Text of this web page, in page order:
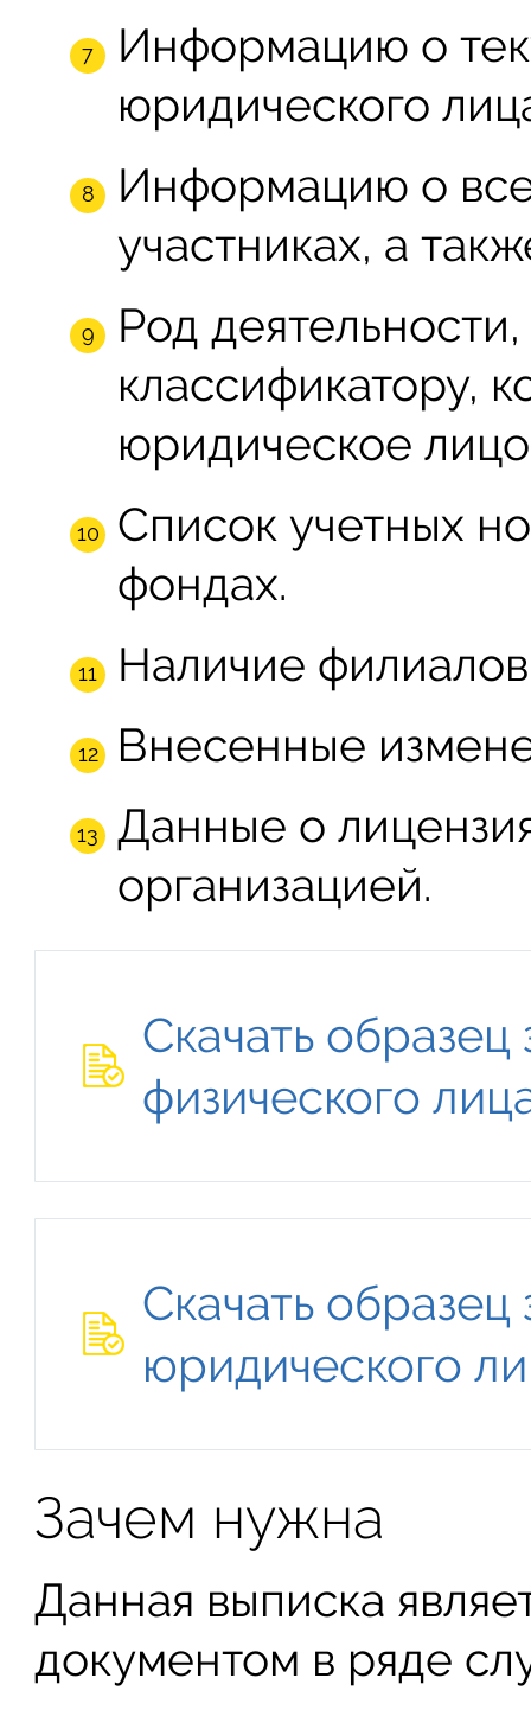
Информацию о
юридического
Информацию о
участниках, а
Род
классификатору,
юридическое
Список учетных
фондах.
Наличие
Внесенные
Данные о
организацией.
Скачать образец
физического
Скачать образец
юридического
Зачем нужна
Данная выписка
документом в ряде